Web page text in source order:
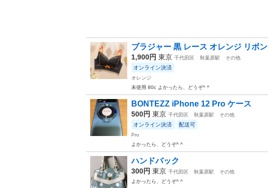
ブラジャー 黒 レース オレンジ リボン
1,900円 東京 千代田区 秋葉原駅 その他
オンライン決済
オレンジ
未使用 80c よかったら、どうぞ^ ^
BONTEZZ iPhone 12 Pro ケース
500円 東京 千代田区 秋葉原駅 その他
オンライン決済 配送可
Pro
よかったら、どうぞ^ ^
ハンドバック
300円 東京 千代田区 秋葉原駅
その他
よかったら、どうぞ^ ^